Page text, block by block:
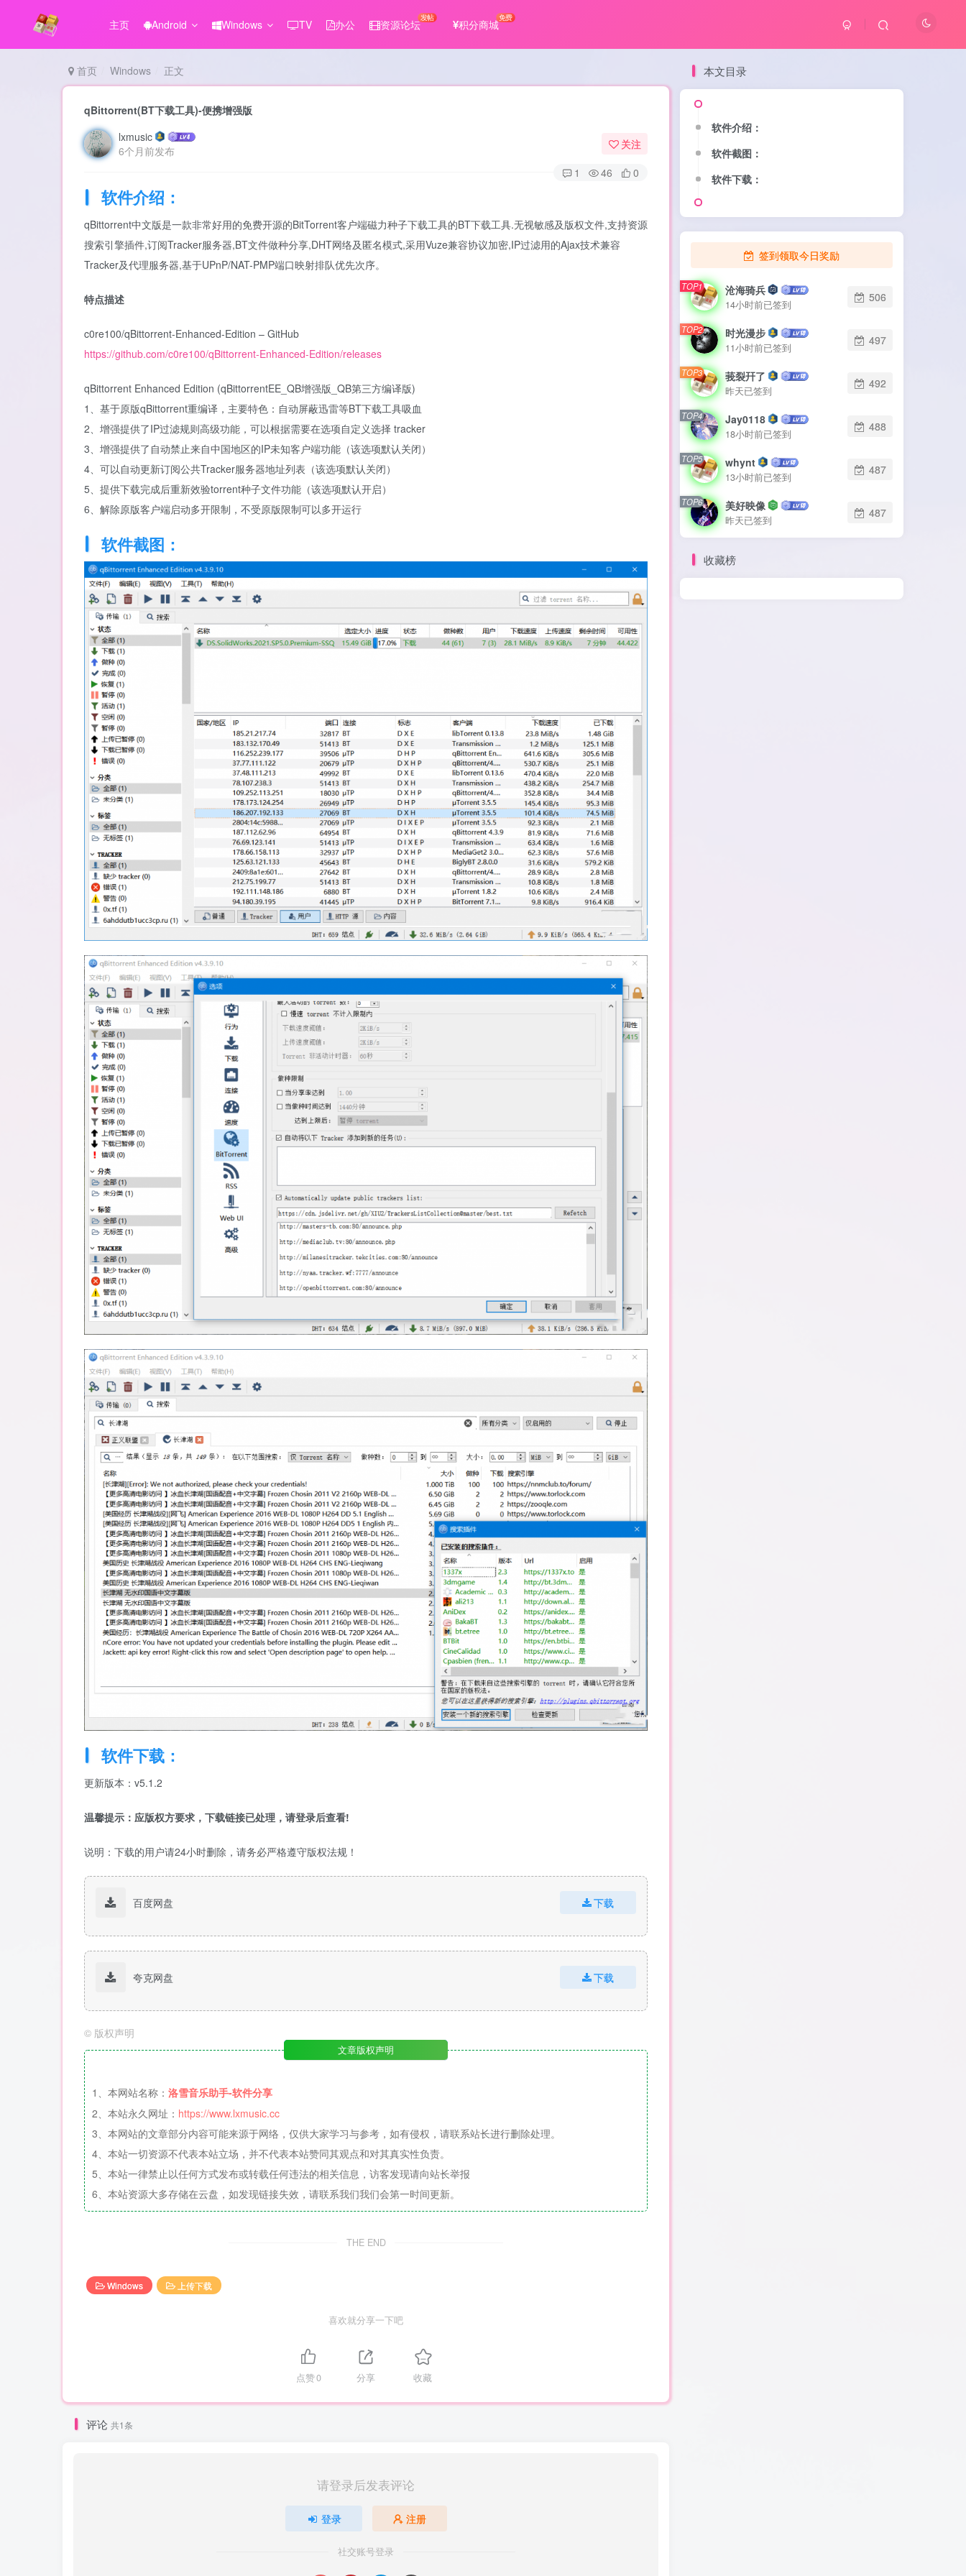
主页 Android Windows TV 办公 资源论坛
发帖
积分商城
免费
首页 Windows 正文
qBittorrent(BT下载工具)-便携增强版
lxmusic
6个月前发布
关注
1
46 0
软件介绍：
qBittorrent中文版是一款非常好用的免费开源的BitTorrent客户端磁力种子下载工具的BT下载工具.无视敏感及版权文件,支持资源
搜索引擎插件,订阅Tracker服务器,BT文件做种分享,DHT网络及匿名模式,采用Vuze兼容协议加密,IP过滤用的Ajax技术兼容
Tracker及代理服务器,基于UPnP/NAT-PMP端口映射排队优先次序。
特点描述
c0re100/qBittorrent-Enhanced-Edition – GitHub
https://github.com/c0re100/qBittorrent-Enhanced-Edition/releases
qBittorrent Enhanced Edition (qBittorrentEE_QB增强版_QB第三方编译版)
1、基于原版qBittorrent重编译，主要特色：自动屏蔽迅雷等BT下载工具吸血
2、增强提供了IP过滤规则高级功能，可以根据需要在选项自定义选择 tracker
3、增强提供了自动禁止来自中国地区的IP未知客户端功能（该选项默认关闭）
4、可以自动更新订阅公共Tracker服务器地址列表（该选项默认关闭）
5、提供下载完成后重新效验torrent种子文件功能（该选项默认开启）
6、解除原版客户端启动多开限制，不受原版限制可以多开运行
软件截图：
软件下载：
更新版本：v5.1.2
温馨提示：应版权方要求，下载链接已处理，请登录后查看!
说明：下载的用户请24小时删除，请务必严格遵守版权法规！
百度网盘 下载
夸克网盘 下载
© 版权声明
文章版权声明
1、本网站名称： 洛雪音乐助手-软件分享
2、本站永久网址： https://www.lxmusic.cc
3、本网站的文章部分内容可能来源于网络，仅供大家学习与参考，如有侵权，请联系站长进行删除处理。
4、本站一切资源不代表本站立场，并不代表本站赞同其观点和对其真实性负责。
5、本站一律禁止以任何方式发布或转载任何违法的相关信息，访客发现请向站长举报
6、本站资源大多存储在云盘，如发现链接失效，请联系我们我们会第一时间更新。
THE END
Windows 上传下载
喜欢就分享一下吧
点赞0 分享 收藏
评论 共1条
请登录后发表评论
登录 注册
社交账号登录
本文目录
软件介绍：
软件截图：
软件下载：
签到领取今日奖励
TOP1 沧海骑兵
14小时前已签到
506
TOP2 时光漫步
11小时前已签到
497
TOP3 莪裂幵了
昨天已签到
492
TOP4 Jay0118
18小时前已签到
488
TOP5 whynt
13小时前已签到
487
TOP6 美好映像
昨天已签到
487
收藏榜
软件介绍：
软件截图：
软件下载：
TOP1 沧海骑兵
14小时前已签到
506
TOP2 时光漫步
11小时前已签到
497
TOP3 莪裂幵了
昨天已签到
492
TOP4 Jay0118
18小时前已签到
488
TOP5 whynt
13小时前已签到
487
TOP6 美好映像
昨天已签到
487